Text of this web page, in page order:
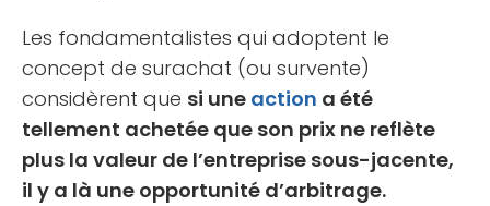
Les fondamentalistes qui adoptent le
concept de surachat (ou survente)
considèrent que si une action a été
tellement achetée que son prix ne reflète
plus la valeur de l’entreprise sous-jacente,
il y a là une opportunité d’arbitrage.